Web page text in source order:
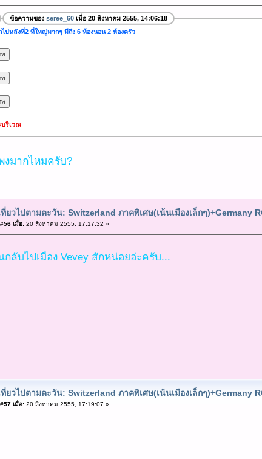
ข้อความของ seree_60เมื่อ 20 สิงหาคม 2555, 14:06:18
ไปหลังที่2 ที่ใหญ่มากๆ มีถึง 6 ห้องนอน 2 ห้องครัว
ริเวณ
งมากไหมครับ?
ที่ยวไปตามตะวัน: Switzerland ภาคพิเศษ(เน้นเมืองเล็กๆ)+Germany
เมื่อ:20 สิงหาคม 2555, 17:17:32 »
กลับไปเมือง Vevey สักหน่อยอ่ะครับ...
ที่ยวไปตามตะวัน: Switzerland ภาคพิเศษ(เน้นเมืองเล็กๆ)+Germany
เมื่อ:20 สิงหาคม 2555, 17:19:07 »